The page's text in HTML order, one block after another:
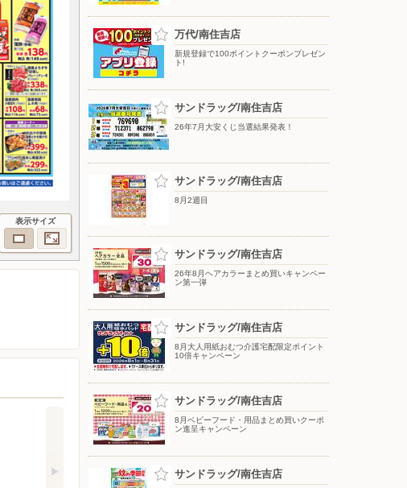
表示サイズ
万代/南住吉店
新規登録で100ポイントクーポンプレゼン
ト!
サンドラッグ/南住吉店
26年7月大安くじ当選結果発表！
サンドラッグ/南住吉店
8月2週目
サンドラッグ/南住吉店
26年8月ヘアカラーまとめ買いキャンペー
ン第一弾
サンドラッグ/南住吉店
8月大人用紙おむつ介護宅配限定ポイント
10倍キャンペーン
サンドラッグ/南住吉店
8月ベビーフード・用品まとめ買いクーポ
ン進呈キャンペーン
サンドラッグ/南住吉店